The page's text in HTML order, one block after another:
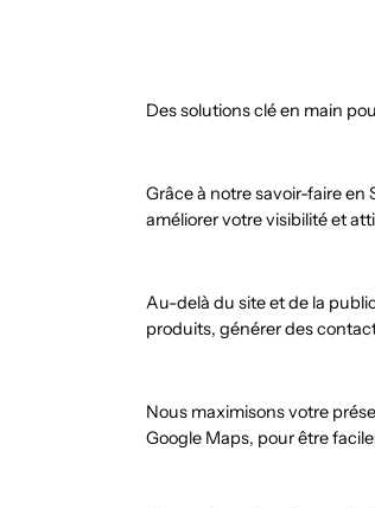
Des solutions clé en main
Grâce à notre savoir-faire
améliorer votre visibilité et
Au-delà du site et de la
produits, générer des
Nous maximisons votre
Google Maps, pour être